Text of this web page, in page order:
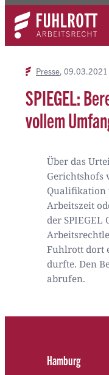
Zum
Inhalt
springen
Kontakt
Presse 09.03.2021
SPIEGEL:
vollem
Über das
Gerichtshofs
Qualifikation
Arbeitszeit
der
Fuhlrott dort
durfte. Den
abrufen.
Hamburg